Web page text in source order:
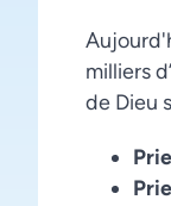
milliers
de Dieu